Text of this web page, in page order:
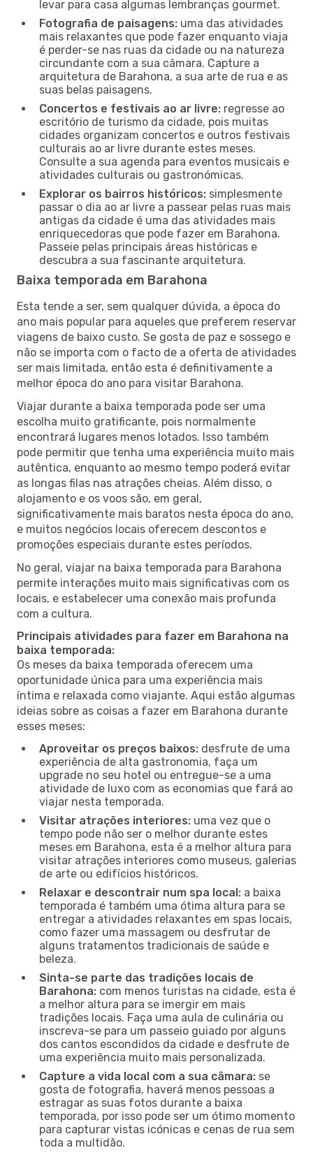
levar para casa algumas lembranças gourmet.
Fotografia de paisagens: uma das atividades
mais relaxantes que pode fazer enquanto viaja
é perder-se nas ruas da cidade ou na natureza
circundante com a sua câmara. Capture a
arquitetura de Barahona, a sua arte de rua e as
suas belas paisagens.
Concertos e festivais ao ar livre: regresse ao
escritório de turismo da cidade, pois muitas
cidades organizam concertos e outros festivais
culturais ao ar livre durante estes meses.
Consulte a sua agenda para eventos musicais e
atividades culturais ou gastronómicas.
Explorar os bairros históricos: simplesmente
passar o dia ao ar livre a passear pelas ruas mais
antigas da cidade é uma das atividades mais
enriquecedoras que pode fazer em Barahona.
Passeie pelas principais áreas históricas e
descubra a sua fascinante arquitetura.
Baixa temporada em Barahona
Esta tende a ser, sem qualquer dúvida, a época do
ano mais popular para aqueles que preferem reservar
viagens de baixo custo. Se gosta de paz e sossego e
não se importa com o facto de a oferta de atividades
ser mais limitada, então esta é definitivamente a
melhor época do ano para visitar Barahona.
Viajar durante a baixa temporada pode ser uma
escolha muito gratificante, pois normalmente
encontrará lugares menos lotados. Isso também
pode permitir que tenha uma experiência muito mais
autêntica, enquanto ao mesmo tempo poderá evitar
as longas filas nas atrações cheias. Além disso, o
alojamento e os voos são, em geral,
significativamente mais baratos nesta época do ano,
e muitos negócios locais oferecem descontos e
promoções especiais durante estes períodos.
No geral, viajar na baixa temporada para Barahona
permite interações muito mais significativas com os
locais, e estabelecer uma conexão mais profunda
com a cultura.
Principais atividades para fazer em Barahona na
baixa temporada:
Os meses da baixa temporada oferecem uma
oportunidade única para uma experiência mais
íntima e relaxada como viajante. Aqui estão algumas
ideias sobre as coisas a fazer em Barahona durante
esses meses:
Aproveitar os preços baixos: desfrute de uma
experiência de alta gastronomia, faça um
upgrade no seu hotel ou entregue-se a uma
atividade de luxo com as economias que fará ao
viajar nesta temporada.
Visitar atrações interiores: uma vez que o
tempo pode não ser o melhor durante estes
meses em Barahona, esta é a melhor altura para
visitar atrações interiores como museus, galerias
de arte ou edifícios históricos.
Relaxar e descontrair num spa local: a baixa
temporada é também uma ótima altura para se
entregar a atividades relaxantes em spas locais,
como fazer uma massagem ou desfrutar de
alguns tratamentos tradicionais de saúde e
beleza.
Sinta-se parte das tradições locais de
Barahona: com menos turistas na cidade, esta é
a melhor altura para se imergir em mais
tradições locais. Faça uma aula de culinária ou
inscreva-se para um passeio guiado por alguns
dos cantos escondidos da cidade e desfrute de
uma experiência muito mais personalizada.
Capture a vida local com a sua câmara: se
gosta de fotografia, haverá menos pessoas a
estragar as suas fotos durante a baixa
temporada, por isso pode ser um ótimo momento
para capturar vistas icónicas e cenas de rua sem
toda a multidão.